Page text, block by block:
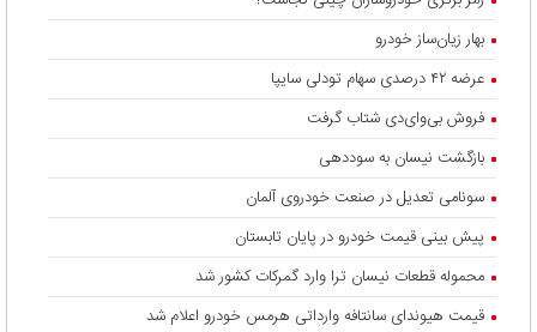
بهار زیان‌ساز خودرو
عرضه ۴۲ درصدی سهام تودلی سایپا
فروش بی‌وای‌دی شتاب گرفت
بازگشت نیسان به سوددهی
سونامی تعدیل در صنعت خودروی آلمان
پیش بینی قیمت خودرو در پایان تابستان
محموله قطعات نیسان ترا وارد گمرکات کشور شد
قیمت هیوندای سانتافه وارداتی هرمس خودرو اعلام شد